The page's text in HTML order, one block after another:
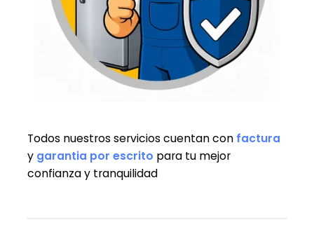
Todos nuestros servicios cuentan con factura
y garantia por escrito para tu mejor
confianza y tranquilidad